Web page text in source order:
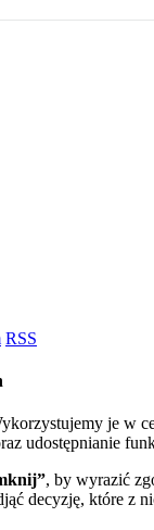
RSS
je w
udostępnianie
, by wyrazić
decyzję, które z